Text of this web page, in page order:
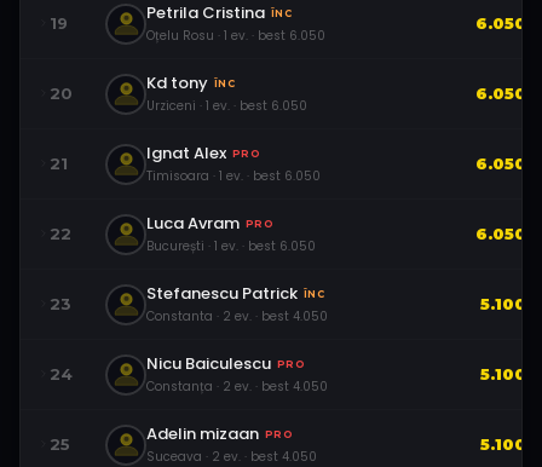
19 Petrila Cristina ÎNC
Oțelu Rosu · 1 ev. · best 6.050
6.050
20 Kd tony ÎNC
Urziceni · 1 ev. · best 6.050
6.050
21 Ignat Alex PRO
Timisoara · 1 ev. · best 6.050
6.050
22 Luca Avram PRO
București · 1 ev. · best 6.050
6.050
23 Stefanescu Patrick ÎNC
Constanta · 2 ev. · best 4.050
5.100
24 Nicu Baiculescu PRO
Constanța · 2 ev. · best 4.050
5.100
25 Adelin mizaan PRO
Suceava · 2 ev. · best 4.050
5.100